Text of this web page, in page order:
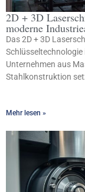
2D + 3D
moderne
Das 2D + 3D
Unternehmen aus
Stahlkonstruktion
Mehr lesen »